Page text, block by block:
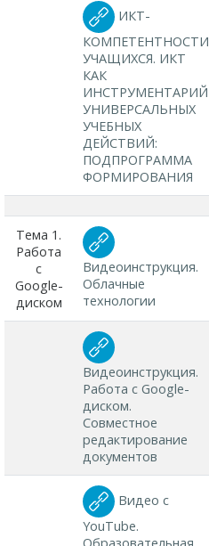
ИКТ-
КОМПЕТЕНТНОСТИ
УЧАЩИХСЯ. ИКТ
КАК
ИНСТРУМЕНТАРИЙ
УНИВЕРСАЛЬНЫХ
УЧЕБНЫХ
ДЕЙСТВИЙ:
ПОДПРОГРАММА
ФОРМИРОВАНИЯ
Тема 1.
Работа
с
Google-
диском
Видеоинструкция.
Облачные
технологии
Видеоинструкция.
Работа с Google-
диском.
Совместное
редактирование
документов
Видео с
YouTube.